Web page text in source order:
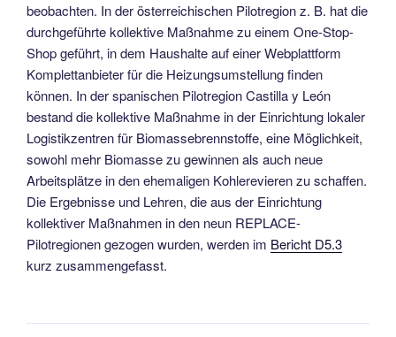
beobachten. In der österreichischen Pilotregion z. B. hat die
durchgeführte kollektive Maßnahme zu einem One-Stop-
Shop geführt, in dem Haushalte auf einer Webplattform
Komplettanbieter für die Heizungsumstellung finden
können. In der spanischen Pilotregion Castilla y León
bestand die kollektive Maßnahme in der Einrichtung lokaler
Logistikzentren für Biomassebrennstoffe, eine Möglichkeit,
sowohl mehr Biomasse zu gewinnen als auch neue
Arbeitsplätze in den ehemaligen Kohlerevieren zu schaffen.
Die Ergebnisse und Lehren, die aus der Einrichtung
kollektiver Maßnahmen in den neun REPLACE-
Pilotregionen gezogen wurden, werden im Bericht D5.3
kurz zusammengefasst.